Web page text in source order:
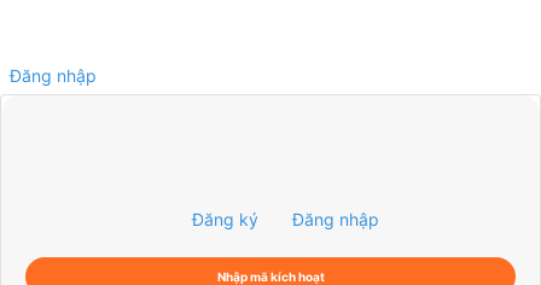
Đăng nhập
Đăng ký Đăng nhập
Nhập mã kích hoạt